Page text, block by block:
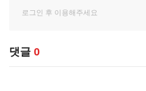
댓글 0